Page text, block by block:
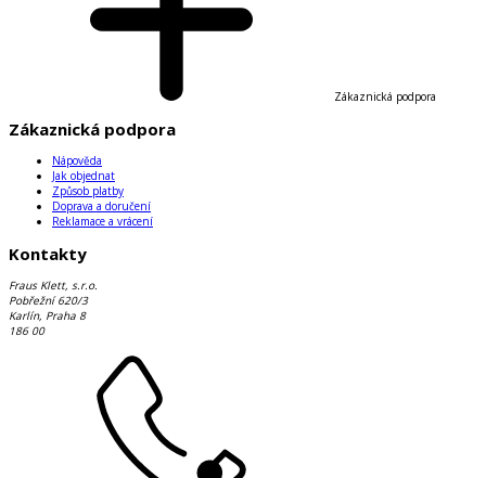
Zákaznická podpora
Zákaznická podpora
Nápověda
Jak objednat
Způsob platby
Doprava a doručení
Reklamace a vrácení
Kontakty
Fraus Klett, s.r.o.
Pobřežní 620/3
Karlín, Praha 8
186 00